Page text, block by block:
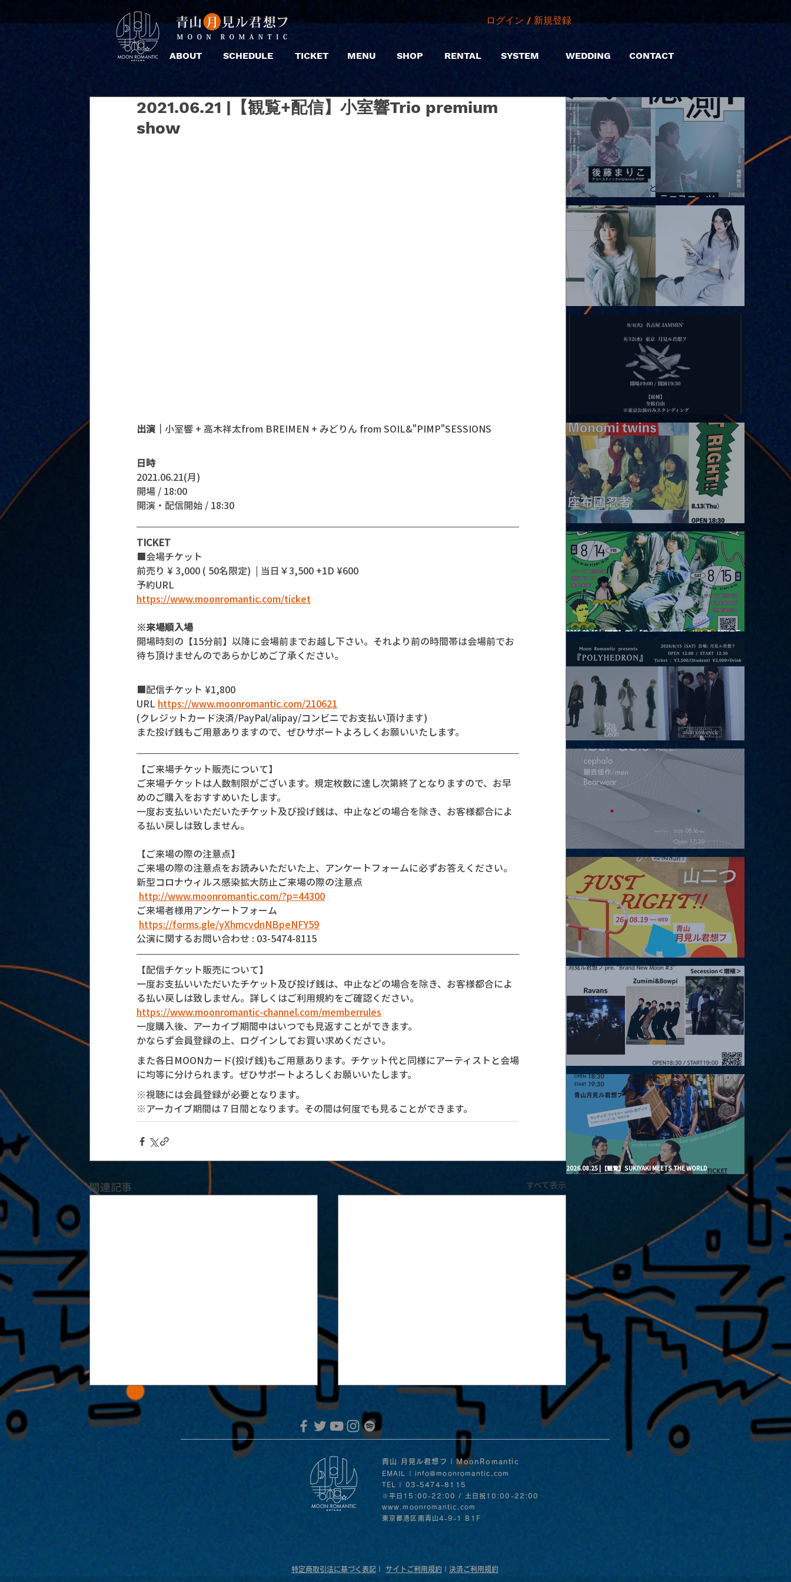
ABOUT SCHEDULE TICKET MENU SHOP
ログイン / 新規登録
RENTAL SYSTEM WEDDING CONTACT
2021.06.21 |【観覧+配信】小室響Trio premium
show
出演｜ 小室響 + 高木祥太from BREIMEN + みどりん from SOIL&"PIMP"SESSIONS
日時
2021.06.21(月)
開場 / 18:00
開演・配信開始 / 18:30
TICKET
■会場チケット
前売り ¥ 3,000 ( 50名限定)  | 当日￥3,500 +1D ¥600
予約URL
https://www.moonromantic.com/ticket
※来場順入場
開場時刻の【15分前】以降に会場前までお越し下さい。それより前の時間帯は会場前でお
待ち頂けませんのであらかじめご了承ください。
■配信チケット ¥1,800
URL https://www.moonromantic.com/210621
(クレジットカード決済/PayPal/alipay/コンビニでお支払い頂けます)
また投げ銭もご用意ありますので、ぜひサポートよろしくお願いいたします。
【ご来場チケット販売について】
ご来場チケットは人数制限がございます。規定枚数に達し次第終了となりますので、お早
めのご購入をおすすめいたします。
一度お支払いいただいたチケット及び投げ銭は、中止などの場合を除き、お客様都合によ
る払い戻しは致しません。
【ご来場の際の注意点】
ご来場の際の注意点をお読みいただいた上、アンケートフォームに必ずお答えください。
新型コロナウィルス感染拡大防止ご来場の際の注意点
http://www.moonromantic.com/?p=44300
ご来場者様用アンケートフォーム
https://forms.gle/yXhmcvdnNBpeNFY59
公演に関するお問い合わせ : 03-5474-8115
【配信チケット販売について】
一度お支払いいただいたチケット及び投げ銭は、中止などの場合を除き、お客様都合によ
る払い戻しは致しません。詳しくはご利用規約をご確認ください。
https://www.moonromantic-channel.com/memberrules
一度購入後、アーカイブ期間中はいつでも見返すことができます。
かならず会員登録の上、ログインしてお買い求めください。
また各日MOONカード(投げ銭)もご用意あります。チケット代と同様にアーティストと会場
に均等に分けられます。ぜひサポートよろしくお願いいたします。
※視聴には会員登録が必要となります。
※アーカイブ期間は７日間となります。その間は何度でも見ることができます。
関連記事 すべて表示
2026.08.10 |【観覧】「巷のmyストーリー/風の憶測1～後藤まりこ
アコースティックviolence POPとテニスコーツ」
2026.08.12 |【観覧】田澤孝介 ソロワンマン 「Ballad Box 2026」
2026.08.13 |【観覧】JUST RIGHT!! vol.26
2026.08.15 |【観覧】夜）『巷のmyストーリー/センター"訳"フラ
2026.08.15 |【観覧】昼）月見ルpre.『POLYHEDRON』
2026.08.16 |【観覧】夜）four dots vol.2
2026.08.19 |【観覧】JUST RIGHT!! vol.27
2026.08.20 |【観覧】月見ル君想フpre. “Brand New Moon #3”
2026.08.25 |【観覧】SUKIYAKI MEETS THE WORLD
presentsLINDIGO FAMILY with ANNA SATO, ODUCHU modern
青山 月見ル君想フ | MoonRomantic
EMAIL |
info@moonromantic.com
TEL | 03-5474-8115
※平日15:00-22:00 / 土日祝10:00-22:00
www.moonromantic.com
​東京都港区南青山4-9-1 B1F
特定商取引法に基づく表記 サイトご利用規約 決済ご利用規約